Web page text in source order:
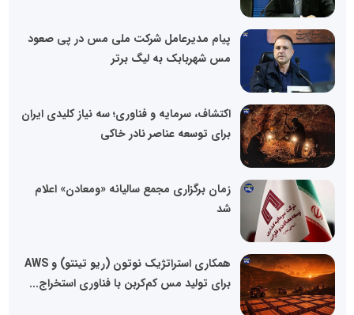
پیام مدیرعامل شرکت ملی مس در پی صعود
مس شهربابک به لیگ برتر
اکتشاف، سرمایه و فناوری؛ سه نیاز کلیدی ایران
برای توسعه عناصر نادر خاکی
زمان برگزاری مجمع سالیانه «ومعادن» اعلام
شد
همکاری استراتژیک نوتون (ریو تینتو) و AWS
برای تولید مس کم‌کربن با فناوری استخراج...